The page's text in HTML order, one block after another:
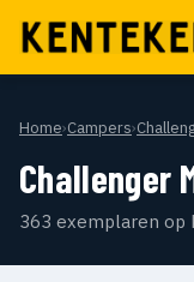
Home›Campers›
Challenger
363 exemplaren op